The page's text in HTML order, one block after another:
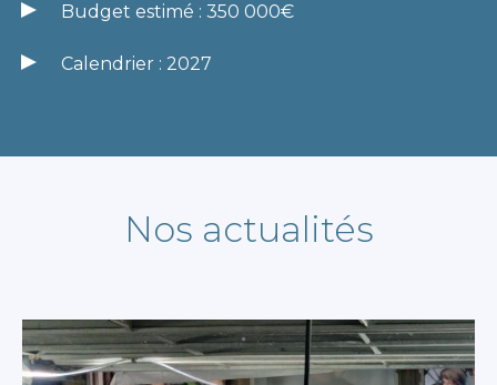
Budget estimé : 350 000€
Calendrier : 2027
Nos actualités